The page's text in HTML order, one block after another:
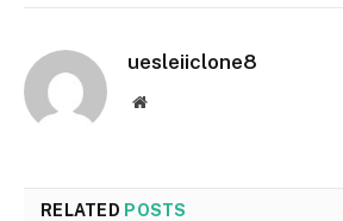
uesleiiclone8
Website
RELATED POSTS